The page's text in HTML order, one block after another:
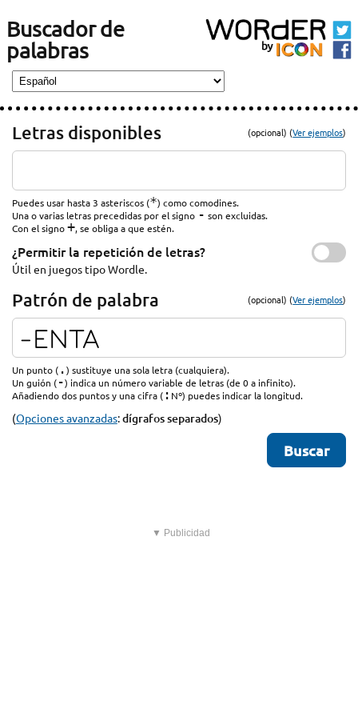
Buscador de
palabras
Letras disponibles (opcional) (Ver ejemplos)
Puedes usar hasta 3 asteriscos (*) como comodines.
Una o varias letras precedidas por el signo - son excluidas.
Con el signo+, se obliga a que estén.
¿Permitir la repetición de letras?
Útil en juegos tipo Wordle.
Patrón de palabra (opcional) (Ver ejemplos)
Un punto (.) sustituye una sola letra (cualquiera).
Un guión (-) indica un número variable de letras (de 0 a infinito).
Añadiendo dos puntos y una cifra (: Nº) puedes indicar la longitud.
(Opciones avanzadas:dígrafos separados)
▼ Publicidad